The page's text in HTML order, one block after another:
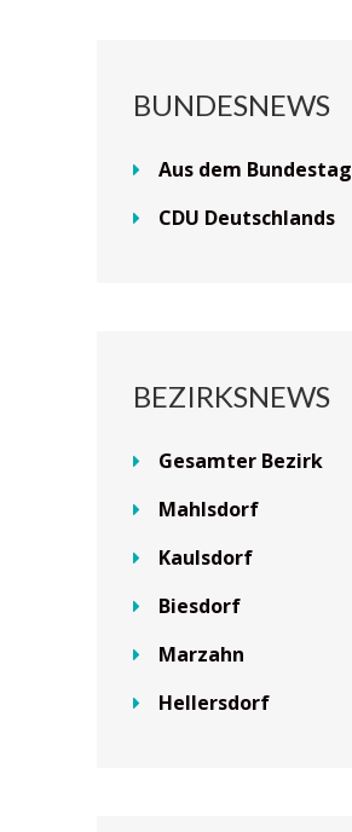
BUNDESNEWS
Aus dem Bundestag
CDU Deutschlands
BEZIRKSNEWS
Gesamter Bezirk
Mahlsdorf
Kaulsdorf
Biesdorf
Marzahn
Hellersdorf